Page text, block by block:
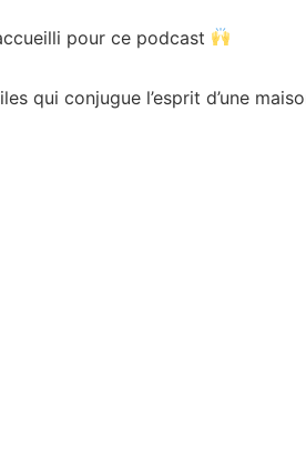
pour ce podcast
qui conjugue l’esprit d’une